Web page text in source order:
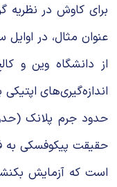
برای کاوش در نظریه
عنوان مثال، در
از دانشگاه وین و
اندازه‌گیری‌های
است که آزمایش